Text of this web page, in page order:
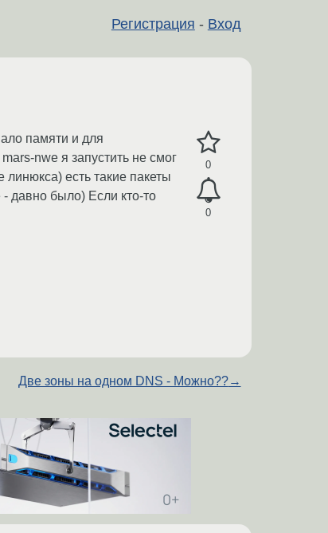
Регистрация - Вход
0
0
памяти и для
nwe я запустить не смог
есть такие пакеты
давно было) Если кто-то
Две зоны на одном DNS - Можно??→